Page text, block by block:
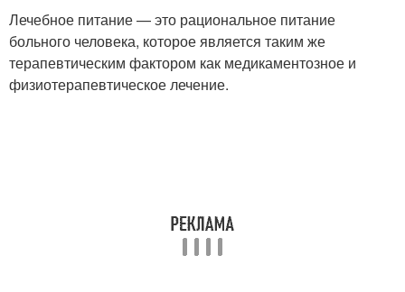
Лечебное питание — это рациональное питание
больного человека, которое является таким же
терапевтическим фактором как медикаментозное и
физиотерапевтическое лечение.